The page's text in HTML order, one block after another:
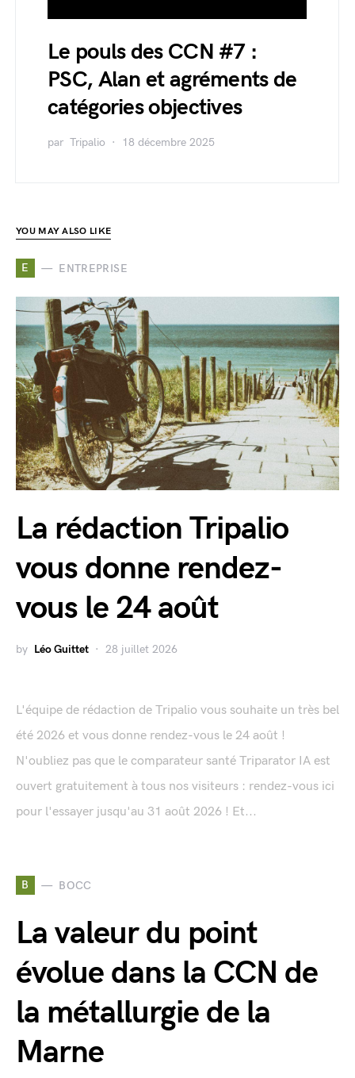
Le pouls des CCN #7 :
PSC, Alan et agréments de
catégories objectives
par Tripalio 18 décembre 2025
YOU MAY ALSO LIKE
E ENTREPRISE
La rédaction Tripalio
vous donne rendez-
vous le 24 août
by Léo Guittet 28 juillet 2026
L'équipe de rédaction de Tripalio vous souhaite un très bel
été 2026 et vous donne rendez-vous le 24 août !
N'oubliez pas que le comparateur santé Triparator IA est
ouvert gratuitement à tous nos visiteurs : rendez-vous ici
pour l'essayer jusqu'au 31 août 2026 ! Et...
B BOCC
La valeur du point
évolue dans la CCN de
la métallurgie de la
Marne